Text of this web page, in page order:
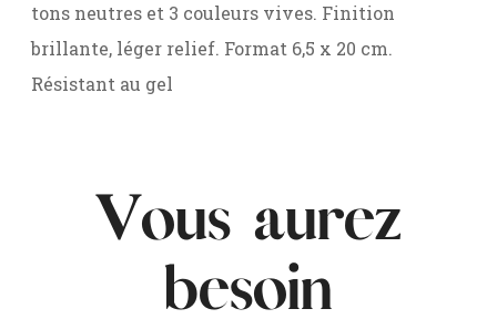
tons neutres et 3 couleurs vives. Finition
brillante, léger relief. Format 6,5 x 20 cm.
Résistant au gel
Vous aurez
besoin